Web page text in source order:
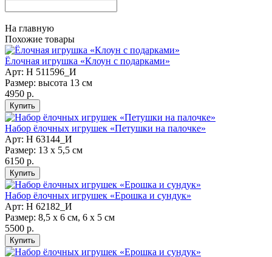
На главную
Похожие товары
Ёлочная игрушка «Клоун с подарками»
Арт: Н 511596_И
Размер: высота 13 см
4950 р.
Набор ёлочных игрушек «Петушки на палочке»
Арт: Н 63144_И
Размер: 13 х 5,5 см
6150 р.
Набор ёлочных игрушек «Ерошка и сундук»
Арт: Н 62182_И
Размер: 8,5 х 6 см, 6 х 5 см
5500 р.